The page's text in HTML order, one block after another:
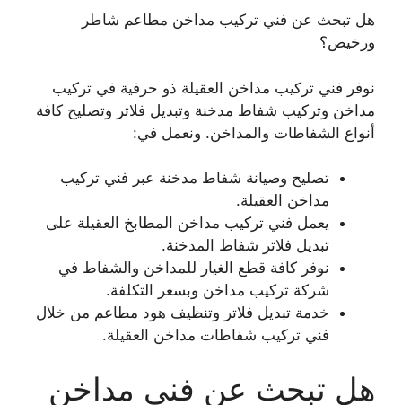
هل تبحث عن فني تركيب مداخن مطاعم شاطر
ورخيص؟
نوفر فني تركيب مداخن العقيلة ذو حرفية في تركيب
مداخن وتركيب شفاط مدخنة وتبديل فلاتر وتصليح كافة
أنواع الشفاطات والمداخن. ونعمل في:
تصليح وصيانة شفاط مدخنة عبر فني تركيب
مداخن العقيلة.
يعمل فني تركيب مداخن المطابخ العقيلة على
تبديل فلاتر شفاط المدخنة.
نوفر كافة قطع الغيار للمداخن والشفاط في
شركة تركيب مداخن وبسعر التكلفة.
خدمة تبديل فلاتر وتنظيف هود مطاعم من خلال
فني تركيب شفاطات مداخن العقيلة.
هل تبحث عن فني مداخن